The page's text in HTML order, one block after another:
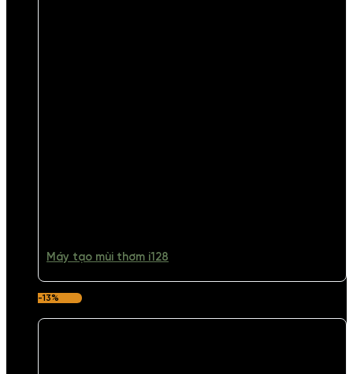
Máy tạo mùi thơm i128
-13%